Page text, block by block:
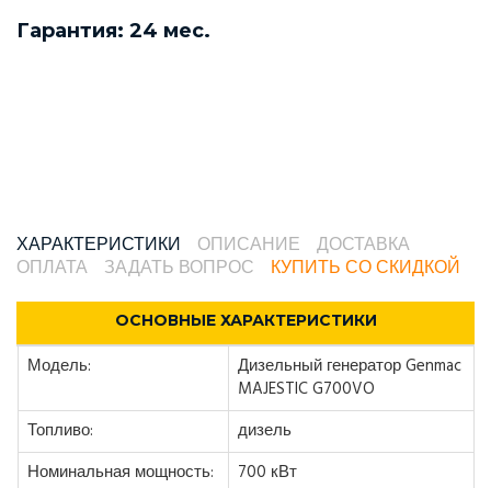
Гарантия: 24 мес.
ХАРАКТЕРИСТИКИ ОПИСАНИЕ
ДОСТАВКА
ОПЛАТА
ЗАДАТЬ ВОПРОС КУПИТЬ СО СКИДКОЙ
ОСНОВНЫЕ ХАРАКТЕРИСТИКИ
Модель:
Дизельный генератор Genmac
MAJESTIC G700VO
Топливо:
дизель
Номинальная мощность:
700 кВт